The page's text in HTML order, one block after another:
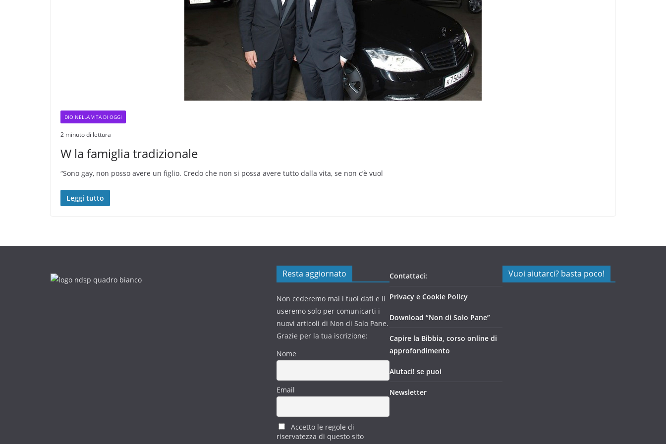
DIO NELLA VITA DI OGGI
2 minuto di lettura
W la famiglia tradizionale
“Sono gay, non posso avere un figlio. Credo che non si possa avere tutto dalla vita, se non c’è vuol
Leggi tutto
Resta aggiornato
Non cederemo mai i tuoi dati e li
useremo solo per comunicarti i
nuovi articoli di Non di Solo Pane.
Grazie per la tua iscrizione:
Nome
Email
Accetto le regole di
riservatezza di questo sito
Contattaci:
Privacy e Cookie Policy
Download “Non di Solo Pane”
Capire la Bibbia, corso online di
approfondimento
Aiutaci! se puoi
Newsletter
Vuoi aiutarci? basta poco!